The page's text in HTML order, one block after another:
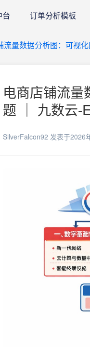
台 订单分析模板
流量数据分析图：可视
电商店铺流
题 ｜ 九数云-
SilverFalcon92 发表于2026